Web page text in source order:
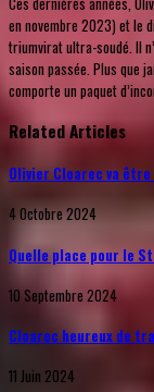
en novembre 2023) et le
triumvirat ultra-soudé. Il
saison passée. Plus que
comporte un paquet
Related Articles
Olivier Cloarec va
4 Octobre 2024
Quelle place pour le
10 Septembre 2024
Cloarec heureux de
11 Juin 2024